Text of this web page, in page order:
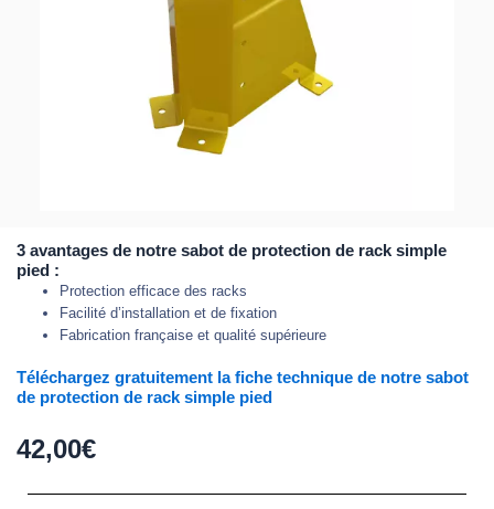
3 avantages de notre sabot de protection de rack simple
pied :
Protection efficace des racks
Facilité d’installation et de fixation
Fabrication française et qualité supérieure
Téléchargez gratuitement la fiche technique de notre sabot
de protection de rack simple pied
42,00€